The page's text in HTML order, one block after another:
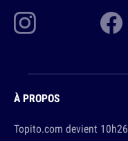
À PROPOS
Topito.com devient 10h26